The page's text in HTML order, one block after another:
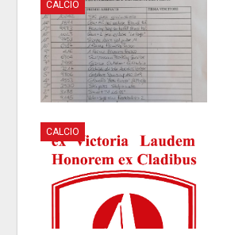
CALCIO
CALCIO